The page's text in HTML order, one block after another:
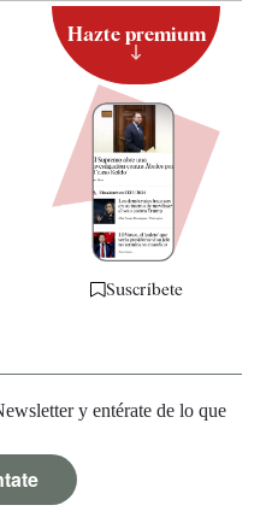
Hazte premium
Suscríbete
y entérate de lo que